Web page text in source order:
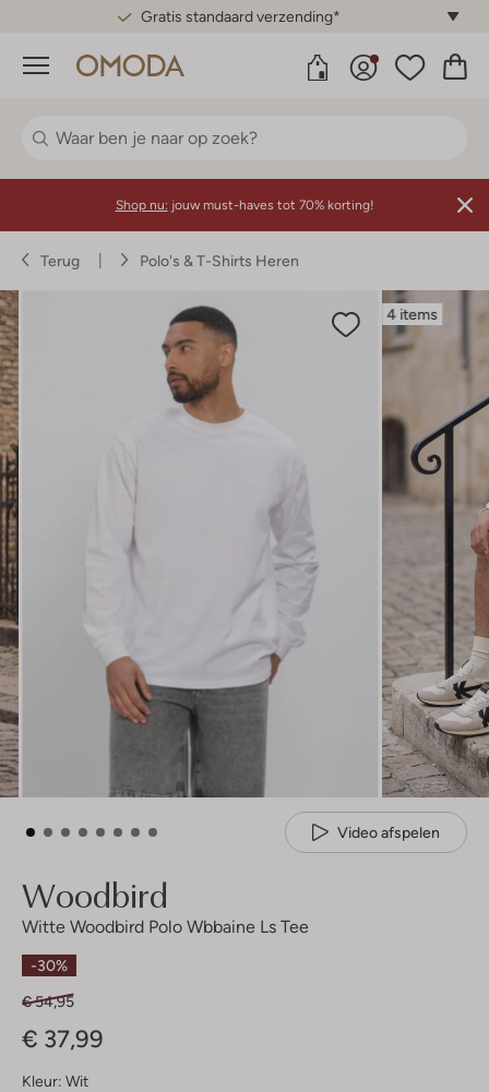
Gratis standaard verzending*
Menu
Shop nu: jouw must-haves tot 70% korting!
Terug Polo's & T-Shirts Heren
4 items
Video afspelen
Woodbird
Witte Woodbird Polo Wbbaine Ls Tee
-30%
€ 54,95
€ 37,99
Kleur: Wit